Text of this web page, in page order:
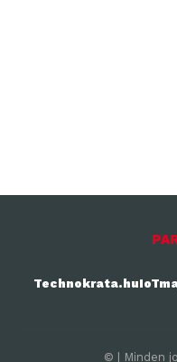
Technokrata.hu
© | Minden